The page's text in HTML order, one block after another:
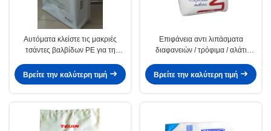
Αυτόματα κλείστε τις μακριές
τσάντες βαλβίδων PE για τη
25kg 50kg
Βρείτε την καλύτερη τιμή
Επιφάνεια αντι λιπάσματα
διαφανειών / τρόφιμα / αλάτι
κλείνει μόνη της
Βρείτε την καλύτερη τιμή